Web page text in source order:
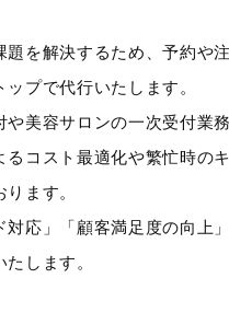
題を解決するため、予約や
プで代行いたします。
や美容サロンの一次受付業
コスト最適化や繁忙時の
ます。
対応」「顧客満足度の向
します。